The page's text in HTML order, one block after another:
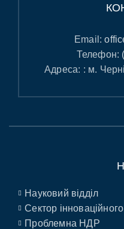
Email:
Телефон:
Адреса: : м.
Науковий відділ
Сектор
Проблемна НДР